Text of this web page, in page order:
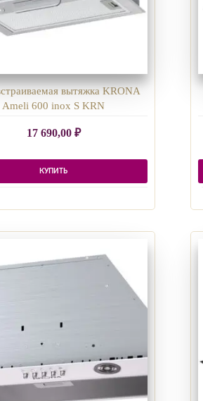
вытяжка KRONA
Ameli 600 inox S KRN
17 690,00 ₽
КУПИТЬ